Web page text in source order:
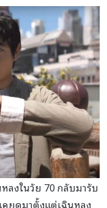
ลงในวัย 70 กลับมารับ
ยดูมาตั้งแต่เฉินหลง